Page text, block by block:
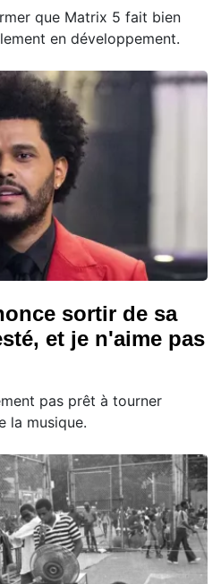
que Matrix 5 fait bien
en développement.
sortir de sa
et je n'aime pas
pas prêt à tourner
la musique.